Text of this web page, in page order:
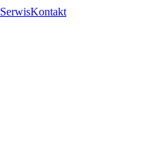
SerwisKontakt